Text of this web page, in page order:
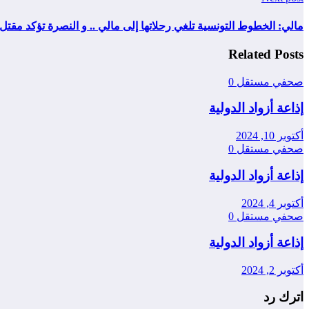
مالي: الخطوط التونسية تلغي رحلاتها إلى مالي .. و النصرة تؤكد مقتل 190 جنديا في هجوم
Related Posts
صحفي مستقل 0
إذاعة أزواد الدولية
أكتوبر 10, 2024
صحفي مستقل 0
إذاعة أزواد الدولية
أكتوبر 4, 2024
صحفي مستقل 0
إذاعة أزواد الدولية
أكتوبر 2, 2024
اترك رد